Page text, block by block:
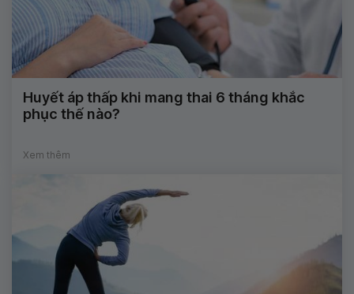
Huyết áp thấp khi mang thai 6 tháng khắc
phục thế nào?
Xem thêm